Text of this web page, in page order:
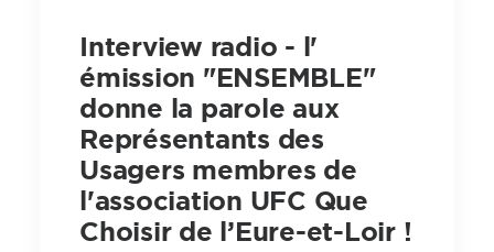
Interview radio - l'
émission "ENSEMBLE"
donne la parole aux
Représentants des
Usagers membres de
l'association UFC Que
Choisir de l’Eure-et-Loir !